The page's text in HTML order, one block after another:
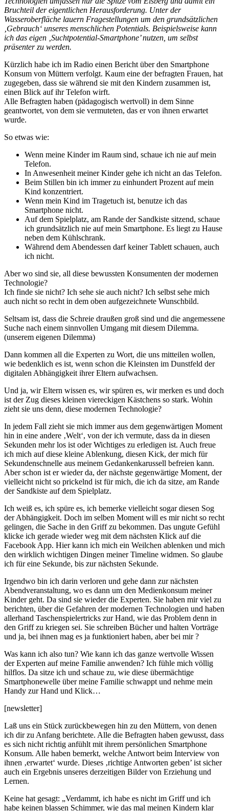
Bruchteil der eigentlichen Herausforderung. Unter der
Wasseroberfläche lauern Fragestellungen um den grundsätzlichen
‚Gebrauch‘ unseres menschlichen Potentials. Beispielsweise kann
ich das eigen ‚Suchtpotential-Smartphone’ nutzen, um selbst
präsenter zu werden.
Kürzlich habe ich im Radio einen Bericht über den Smartphone
Konsum von Müttern verfolgt. Kaum eine der befragten Frauen, hat
zugegeben, dass sie während sie mit den Kindern zusammen ist,
einen Blick auf ihr Telefon wirft.
Alle Befragten haben (pädagogisch wertvoll) in dem Sinne
geantwortet, von dem sie vermuteten, das er von ihnen erwartet
wurde.
So etwas wie:
Wenn meine Kinder im Raum sind, schaue ich nie auf mein
Telefon.
In Anwesenheit meiner Kinder gehe ich nicht an das Telefon.
Beim Stillen bin ich immer zu einhundert Prozent auf mein
Kind konzentriert.
Wenn mein Kind im Tragetuch ist, benutze ich das
Smartphone nicht.
Auf dem Spielplatz, am Rande der Sandkiste sitzend, schaue
ich grundsätzlich nie auf mein Smartphone. Es liegt zu Hause
neben dem Kühlschrank.
Während dem Abendessen darf keiner Tablett schauen, auch
ich nicht.
Aber wo sind sie, all diese bewussten Konsumenten der modernen
Technologie?
Ich finde sie nicht? Ich sehe sie auch nicht? Ich selbst sehe mich
auch nicht so recht in dem oben aufgezeichnete Wunschbild.
Seltsam ist, dass die Schreie draußen groß sind und die angemessene
Suche nach einem sinnvollen Umgang mit diesem Dilemma.
(unserem eigenen Dilemma)
Dann kommen all die Experten zu Wort, die uns mitteilen wollen,
wie bedenklich es ist, wenn schon die Kleinsten im Dunstfeld der
digitalen Abhängigkeit ihrer Eltern aufwachsen.
Und ja, wir Eltern wissen es, wir spüren es, wir merken es und doch
ist der Zug dieses kleinen viereckigen Kästchens so stark. Wohin
zieht sie uns denn, diese modernen Technologie?
In jedem Fall zieht sie mich immer aus dem gegenwärtigen Moment
hin in eine andere ‚Welt‘, von der ich vermute, dass da in diesen
Sekunden mehr los ist oder Wichtiges zu erledigen ist. Auch freue
ich mich auf diese kleine Ablenkung, diesen Kick, der mich für
Sekundenschnelle aus meinem Gedankenkarussell befreien kann.
Aber schon ist er wieder da, der nächste gegenwärtige Moment, der
vielleicht nicht so prickelnd ist für mich, die ich da sitze, am Rande
der Sandkiste auf dem Spielplatz.
Ich weiß es, ich spüre es, ich bemerke vielleicht sogar diesen Sog
der Abhängigkeit. Doch im selben Moment will es mir nicht so recht
gelingen, die Sache in den Griff zu bekommen. Das ungute Gefühl
klicke ich gerade wieder weg mit dem nächsten Klick auf die
Facebook App. Hier kann ich mich ein Weilchen ablenken und mich
den wirklich wichtigen Dingen meiner Timeline widmen. So glaube
ich für eine Sekunde, bis zur nächsten Sekunde.
Irgendwo bin ich darin verloren und gehe dann zur nächsten
Abendveranstaltung, wo es dann um den Medienkonsum meiner
Kinder geht. Da sind sie wieder die Experten. Sie haben mir viel zu
berichten, über die Gefahren der modernen Technologien und haben
allerhand Taschenspielertricks zur Hand, wie das Problem denn in
den Griff zu kriegen sei. Sie schreiben Bücher und halten Vorträge
und ja, bei ihnen mag es ja funktioniert haben, aber bei mir ?
Was kann ich also tun? Wie kann ich das ganze wertvolle Wissen
der Experten auf meine Familie anwenden? Ich fühle mich völlig
hilflos. Da sitze ich und schaue zu, wie diese übermächtige
Smartphonewelle über meine Familie schwappt und nehme mein
Handy zur Hand und Klick…
[newsletter]
Laß uns ein Stück zurückbewegen hin zu den Müttern, von denen
ich dir zu Anfang berichtete. Alle die Befragten haben gewusst, dass
es sich nicht richtig anfühlt mit ihrem persönlichen Smartphone
Konsum. Alle haben bemerkt, welche Antwort beim Interview von
ihnen ‚erwartet‘ wurde. Dieses ‚richtige Antworten geben’ ist sicher
auch ein Ergebnis unseres derzeitigen Bilder von Erziehung und
Lernen.
Keine hat gesagt: „Verdammt, ich habe es nicht im Griff und ich
habe keinen blassen Schimmer, wie das mal meinen Kindern klar